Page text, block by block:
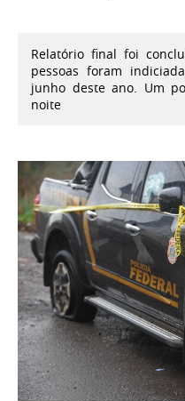
Relatório final foi
pessoas foram
junho deste ano. Um
noite